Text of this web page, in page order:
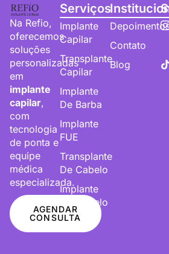
Na Refio,
oferecemos
soluções
personalizadas
em
implante
capilar,
com
tecnologia
de ponta e
equipe
médica
especializada.
AGENDAR
CONSULTA
Serviços
Implante
Capilar
Transplante
Capilar
Implante
De Barba
Implante
FUE
Transplante
De Cabelo
Implante
De Cabelo
Contato
Blog